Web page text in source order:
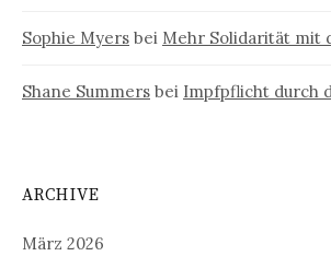
Sophie Myers bei Mehr Solidarität mit
Shane Summers bei Impfpflicht durch
ARCHIVE
März 2026